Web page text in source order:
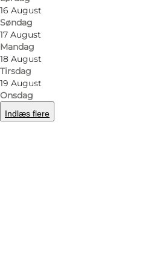
16 August
Søndag
17 August
Mandag
18 August
Tirsdag
19 August
Onsdag
Indlæs flere